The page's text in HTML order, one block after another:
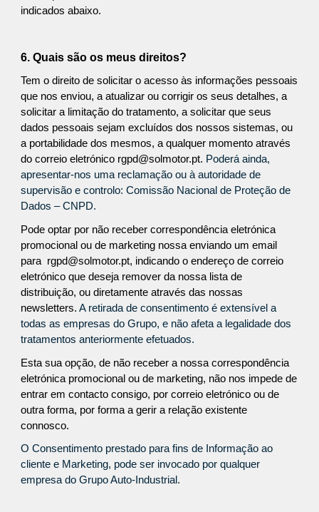
indicados abaixo.
6. Quais são os meus direitos?
Tem o direito de solicitar o acesso às informações pessoais
que nos enviou, a atualizar ou corrigir os seus detalhes, a
solicitar a limitação do tratamento, a solicitar que seus
dados pessoais sejam excluídos dos nossos sistemas, ou
a portabilidade dos mesmos, a qualquer momento através
do correio eletrónico rgpd@solmotor.pt. Poderá ainda,
apresentar-nos uma reclamação ou à autoridade de
supervisão e controlo: Comissão Nacional de Proteção de
Dados – CNPD.
Pode optar por não receber correspondência eletrónica
promocional ou de marketing nossa enviando um email
para rgpd@solmotor.pt, indicando o endereço de correio
eletrónico que deseja remover da nossa lista de
distribuição, ou diretamente através das nossas
newsletters.A retirada de consentimento é extensível a
todas as empresas do Grupo, e não afeta a legalidade dos
tratamentos anteriormente efetuados.
Esta sua opção, de não receber a nossa correspondência
eletrónica promocional ou de marketing, não nos impede de
entrar em contacto consigo, por correio eletrónico ou de
outra forma, por forma a gerir a relação existente
connosco.
O Consentimento prestado para fins de Informação ao
cliente e Marketing, pode ser invocado por qualquer
empresa do Grupo Auto-Industrial.